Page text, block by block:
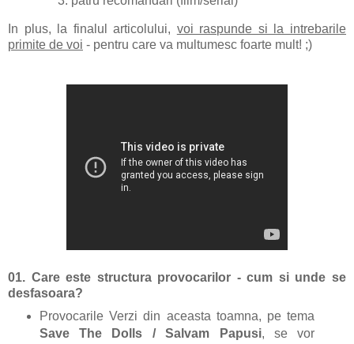
In plus, la finalul articolului, voi raspunde si la intrebarile
primite de voi - pentru care va multumesc foarte mult! ;)
01. Care este structura provocarilor - cum si unde se
desfasoara?
Provocarile Verzi din aceasta toamna, pe tema
Save The Dolls / Salvam Papusi, se vor